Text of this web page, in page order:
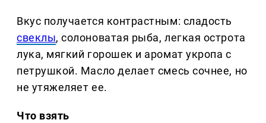
Вкус получается контрастным: сладость
свеклы, солоноватая рыба, легкая острота
лука, мягкий горошек и аромат укропа с
петрушкой. Масло делает смесь сочнее, но
не утяжеляет ее.
Что взять